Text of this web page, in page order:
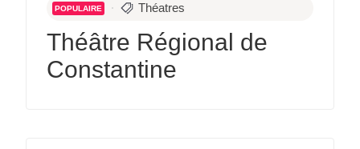
POPULAIRE Théatres
Théâtre Régional de
Constantine